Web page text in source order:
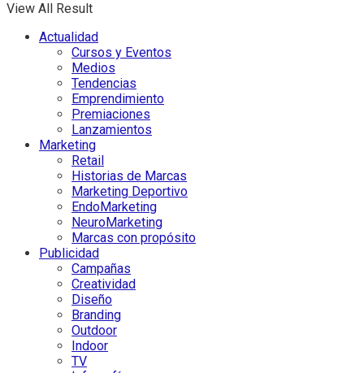
View All Result
Actualidad
Cursos y Eventos
Medios
Tendencias
Emprendimiento
Premiaciones
Lanzamientos
Marketing
Retail
Historias de Marcas
Marketing Deportivo
EndoMarketing
NeuroMarketing
Marcas con propósito
Publicidad
Campañas
Creatividad
Diseño
Branding
Outdoor
Indoor
TV